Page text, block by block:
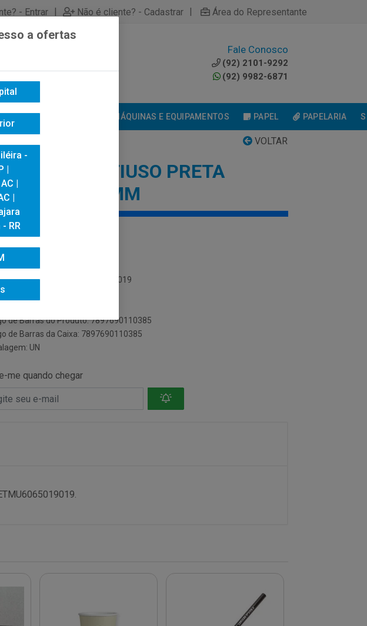
- Entrar | Não é cliente? - Cadastrar | Área do Representante
Fale Conosco
(92) 2101-9292
(92) 9982-6871
INFORMÁTICA MÁQUINAS E EQUIPAMENTOS PAPEL PAPELARIA
VOLTAR
0,19MM
MULTIUSO PRETA
0,19MM
Esgotado
do Fabricante: ETMU6065019019
19488
de Barras do Produto: 7897690110385
de Barras da Caixa: 7897690110385
UN
me quando chegar
a ofertas
-
|
|
|
RR